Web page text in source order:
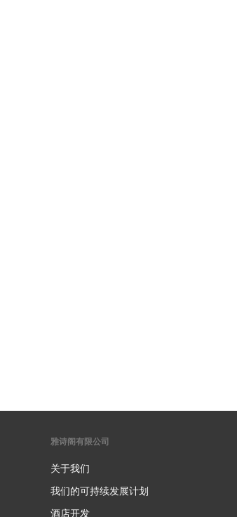
雅诗阁有限公司
关于我们
我们的可持续发展计划
酒店开发